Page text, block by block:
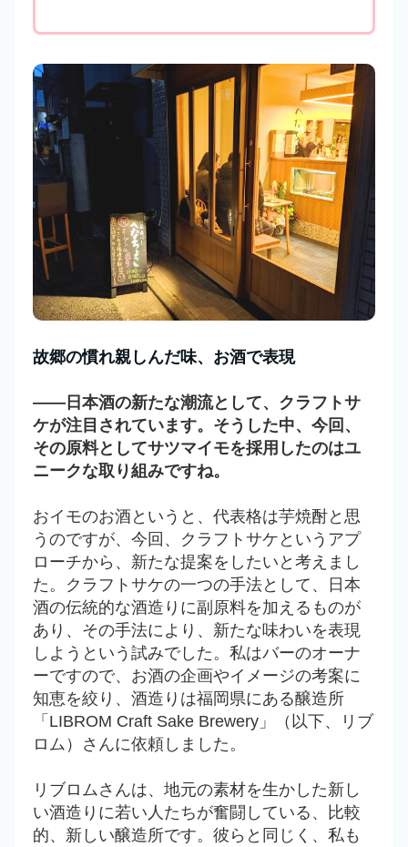
故郷の慣れ親しんだ味、お酒で表現
――日本酒の新たな潮流として、クラフトサ
ケが注目されています。そうした中、今回、
その原料としてサツマイモを採用したのはユ
ニークな取り組みですね。
おイモのお酒というと、代表格は芋焼酎と思
うのですが、今回、クラフトサケというアプ
ローチから、新たな提案をしたいと考えまし
た。クラフトサケの一つの手法として、日本
酒の伝統的な酒造りに副原料を加えるものが
あり、その手法により、新たな味わいを表現
しようという試みでした。私はバーのオーナ
ーですので、お酒の企画やイメージの考案に
知恵を絞り、酒造りは福岡県にある醸造所
「LIBROM Craft Sake Brewery」（以下、リブ
ロム）さんに依頼しました。
リブロムさんは、地元の素材を生かした新し
い酒造りに若い人たちが奮闘している、比較
的、新しい醸造所です。彼らと同じく、私も